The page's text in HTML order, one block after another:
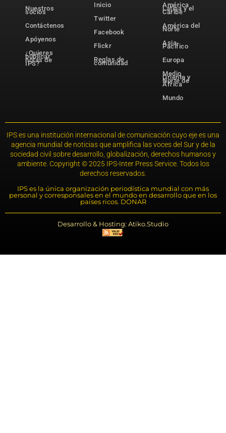
Nuestros
socios
Contáctenos
Apóyenos
¿Quieres
publicar
notas de
IPS?
Inicio
Twitter
Facebook
Flickr
Reglas de
comunidad
América
Latina y el
Caribe
América del
Norte
Asia-
Pacífico
Europa
Medio
Oriente y
Norte de
África
Mundo
IPS es una institución internacional de comunicación cuyo eje es una
agencia mundial de noticias que amplifica las voces del Sur y de la
sociedad civil sobre desarrollo, globalización, derechos humanos y
ambiente. Copyright © 2025 IPS-Inter Press Service. Todos los
derechos reservados.
IPS es la única organización periodística mundial con más
personal y corresponsales en el mundo en desarrollo que en los
países ricos. DONAR
Desarrollo & Hosting: Atiko.Studio